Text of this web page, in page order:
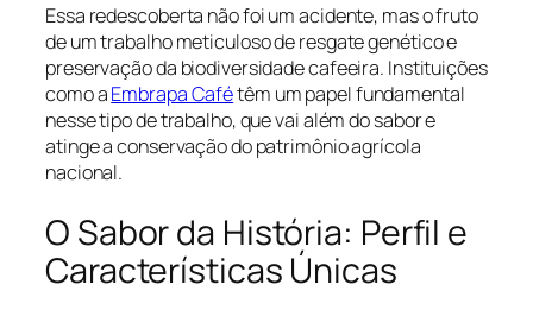
Essa redescoberta não foi um acidente, mas o fruto
de um trabalho meticuloso de resgate genético e
preservação da biodiversidade cafeeira. Instituições
como aEmbrapa Cafétêm um papel fundamental
nesse tipo de trabalho, que vai além do sabor e
atinge a conservação do patrimônio agrícola
nacional.
O Sabor da História: Perfil e
Características Únicas